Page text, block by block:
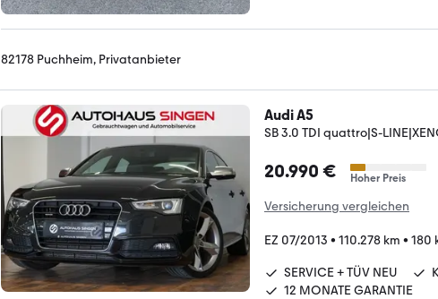
82178 Puchheim, Privatanbieter
Audi A5
SB 3.0 TDI quattro|S-
20.990 € Hoher Preis
Versicherung vergleichen
EZ 07/2013 • 110.278 km • 180
SERVICE + TÜV NEU
12 MONATE GARANTIE